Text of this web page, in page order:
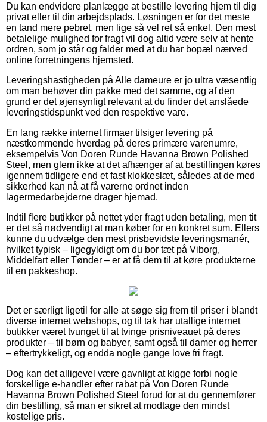
Du kan endvidere planlægge at bestille levering hjem til dig
privat eller til din arbejdsplads. Løsningen er for det meste
en tand mere pebret, men lige så vel ret så enkel. Den mest
betalelige mulighed for fragt vil dog altid være selv at hente
ordren, som jo står og falder med at du har bopæl nærved
online forretningens hjemsted.
Leveringshastigheden på Alle dameure er jo ultra væsentlig
om man behøver din pakke med det samme, og af den
grund er det øjensynligt relevant at du finder det anslåede
leveringstidspunkt ved den respektive vare.
En lang række internet firmaer tilsiger levering på
næstkommende hverdag på deres primære varenumre,
eksempelvis Von Doren Runde Havanna Brown Polished
Steel, men glem ikke at det afhænger af at bestillingen køres
igennem tidligere end et fast klokkeslæt, således at de med
sikkerhed kan nå at få varerne ordnet inden
lagermedarbejderne drager hjemad.
Indtil flere butikker på nettet yder fragt uden betaling, men tit
er det så nødvendigt at man køber for en konkret sum. Ellers
kunne du udvælge den mest prisbevidste leveringsmanér,
hvilket typisk – ligegyldigt om du bor tæt på Viborg,
Middelfart eller Tønder – er at få dem til at køre produkterne
til en pakkeshop.
Det er særligt ligetil for alle at søge sig frem til priser i blandt
diverse internet webshops, og til tak har utallige internet
butikker været tvunget til at tvinge prisniveauet på deres
produkter – til børn og babyer, samt også til damer og herrer
– eftertrykkeligt, og endda nogle gange love fri fragt.
Dog kan det alligevel være gavnligt at kigge forbi nogle
forskellige e-handler efter rabat på Von Doren Runde
Havanna Brown Polished Steel forud for at du gennemfører
din bestilling, så man er sikret at modtage den mindst
kostelige pris.